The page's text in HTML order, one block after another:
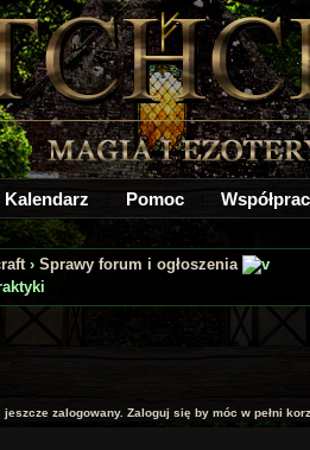
Kalendarz Pomoc
› Sprawy forum i ogłoszenia
jeszcze zalogowany. Zaloguj się by móc w pełni